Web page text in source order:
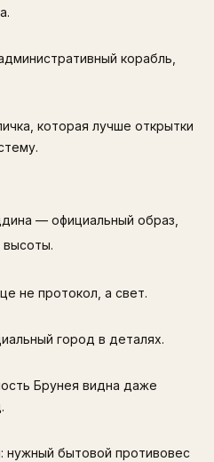
корабль,
которая лучше открытки
— официальный образ,
высоты.
не протокол, а свет.
город в деталях.
Брунея видна даже
нужный бытовой противовес